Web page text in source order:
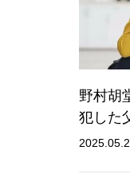
野村胡
犯した